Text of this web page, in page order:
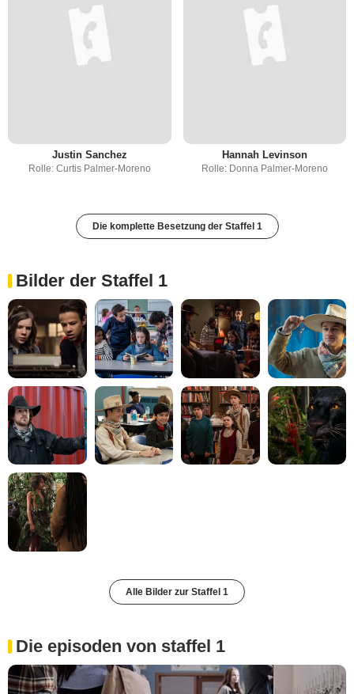
Justin Sanchez
Rolle: Curtis Palmer-Moreno
Hannah Levinson
Rolle: Donna Palmer-Moreno
Die komplette Besetzung der Staffel 1
Bilder der Staffel 1
Alle Bilder zur Staffel 1
Die episoden von staffel 1